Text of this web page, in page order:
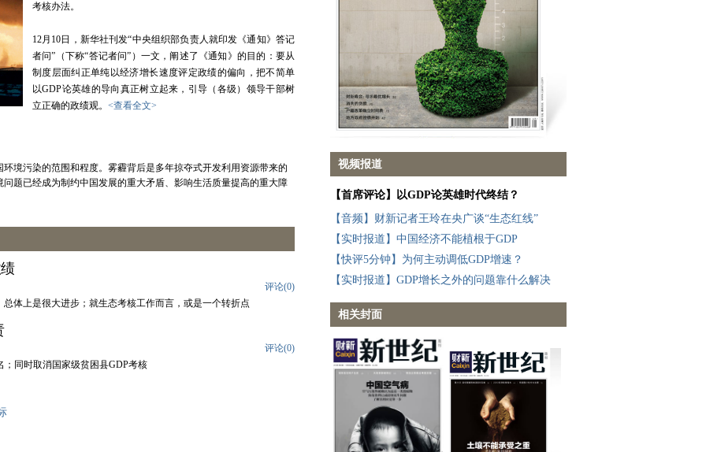
考核办法。
12月10日，新华社刊发“中央组织部负责人就印发《通知》答记
者问”（下称“答记者问”）一文，阐述了《通知》的目的：要从
制度层面纠正单纯以经济增长速度评定政绩的偏向，把不简单
以GDP论英雄的导向真正树立起来，引导（各级）领导干部树
立正确的政绩观。 <查看全文>
境污染的范围和程度。雾霾背后是多年掠夺式开发利用资源带来的
题已经成为制约中国发展的重大矛盾、影响生活质量提高的重大障
评论(0)
体上是很大进步；就生态考核工作而言，或是一个转折点
评论(0)
同时取消国家级贫困县GDP考核
视频报道
【首席评论】以GDP论英雄时代终结？
【音频】财新记者王玲在央广谈“生态红线”
【实时报道】中国经济不能植根于GDP
【快评5分钟】为何主动调低GDP增速？
【实时报道】GDP增长之外的问题靠什么解决
相关封面